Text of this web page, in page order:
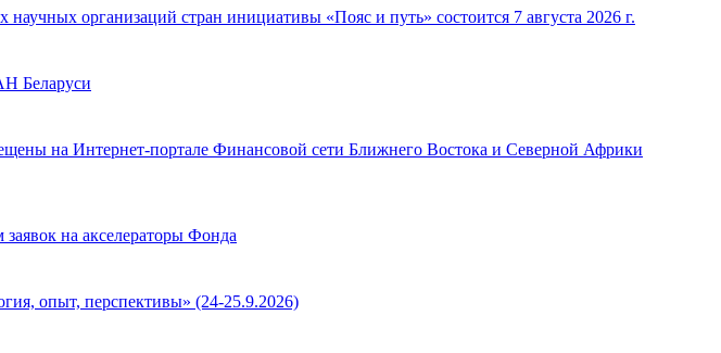
организаций стран инициативы «Пояс и путь» состоится 7 августа 2026 г.
Беларуси
на Интернет-портале Финансовой сети Ближнего Востока и Северной Африки
на акселераторы Фонда
опыт, перспективы» (24-25.9.2026)